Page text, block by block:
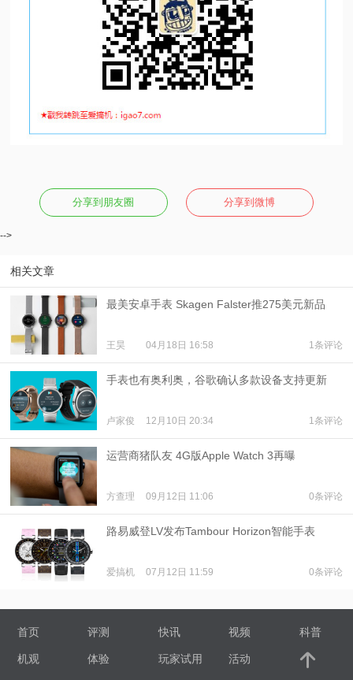
分享到朋友圈 分享到微博
-->
相关文章
最美安卓手表 Skagen Falster推275美元新品
王昊 04月18日 16:58 1条评论
手表也有奥利奥，谷歌确认多款设备支持更新
卢家俊 12月10日 20:34 1条评论
运营商猪队友 4G版Apple Watch 3再曝
方查理 09月12日 11:06 0条评论
路易威登LV发布Tambour Horizon智能手表
爱搞机 07月12日 11:59 0条评论
首页 评测 快讯 视频 科普
机观 体验 玩家试用 活动